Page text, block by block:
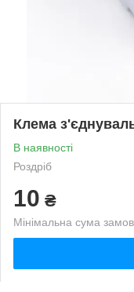
Клема
В наявності
Роздріб
10 ₴
Мінімальна сума